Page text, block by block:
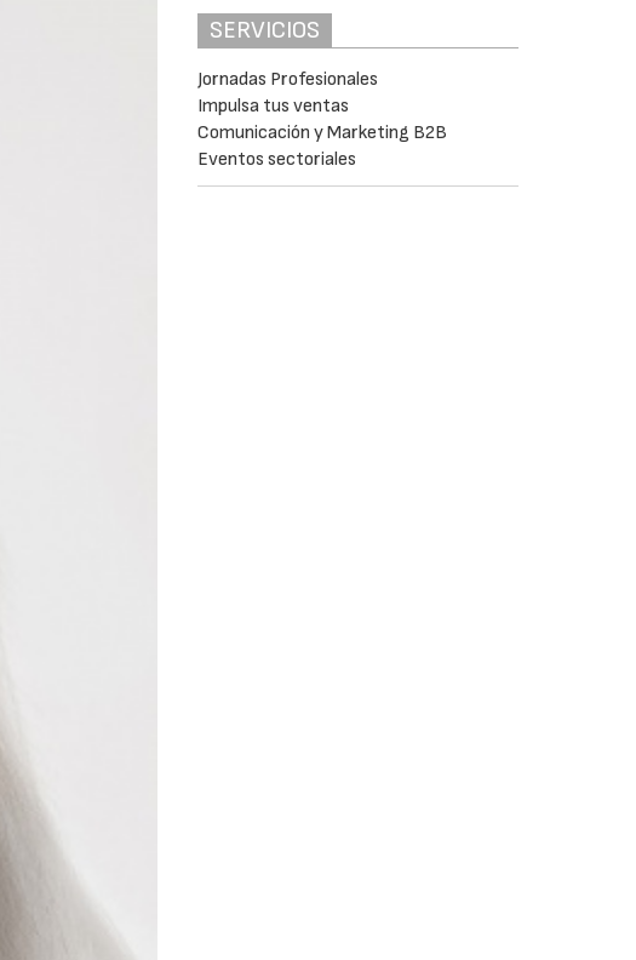
SERVICIOS
Jornadas Profesionales
Impulsa tus ventas
Comunicación y Marketing B2B
Eventos sectoriales